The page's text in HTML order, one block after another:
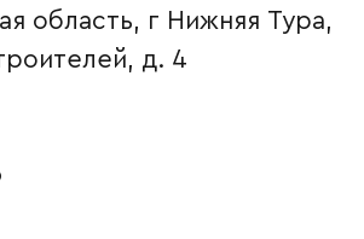
область, г Нижняя Тура,
д. 4